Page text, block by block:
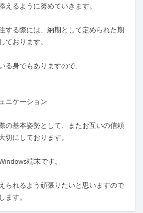
えるように努めていきます。
する際には、納期として定められた期
ております。
る身でもありますので、
ニケーション
の基本姿勢として、またお互いの信頼
切にしております。
端末です。
られるよう頑張りたいと思いますので
ます。